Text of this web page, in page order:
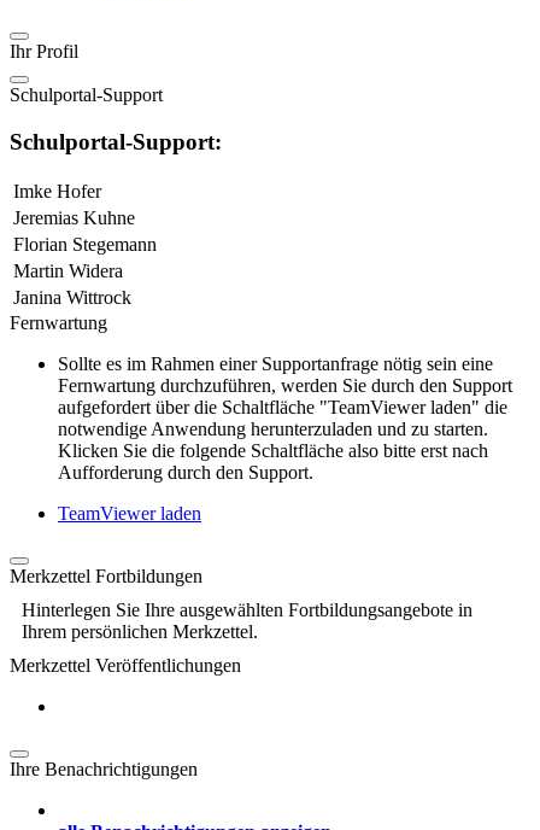
Ihr Profil
Schulportal-Support
Schulportal-Support:
Imke Hofer
Jeremias Kuhne
Florian Stegemann
Martin Widera
Janina Wittrock
Fernwartung
Sollte es im Rahmen einer Supportanfrage nötig sein eine
Fernwartung durchzuführen, werden Sie durch den Support
aufgefordert über die Schaltfläche "TeamViewer laden" die
notwendige Anwendung herunterzuladen und zu starten.
Klicken Sie die folgende Schaltfläche also bitte erst nach
Aufforderung durch den Support.
TeamViewer laden
Merkzettel Fortbildungen
Hinterlegen Sie Ihre ausgewählten Fortbildungsangebote in
Ihrem persönlichen Merkzettel.
Merkzettel Veröffentlichungen
Ihre Benachrichtigungen